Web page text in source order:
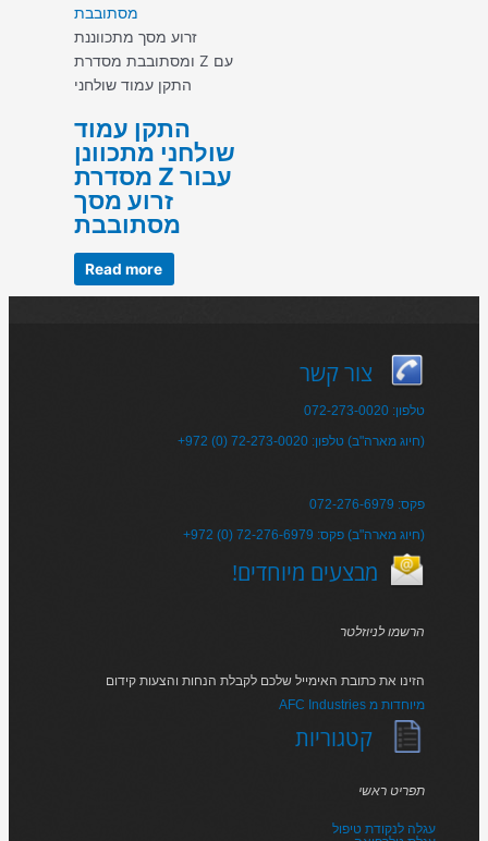
זרוע מסך מתכווננת
ומסתובבת מסדרת Z עם
התקן עמוד שולחני
התקן עמוד
שולחני מתכוונן
מסדרת Z עבור
זרוע מסך
מסתובבת
Read more
צור קשר
טלפון: 072-273-0020
+972 (0) 72-273-0020 :חיוג מארה"ב) טלפון)
פקס: 072-276-6979
+972 (0) 72-276-6979 :חיוג מארה"ב) פקס)
!מבצעים מיוחדים
הרשמו לניוזלטר
הזינו את כתובת האימייל שלכם לקבלת הנחות והצעות קידום
AFC Industries מיוחדות מ
קטגוריות
תפריט ראשי
עגלה לנקודת טיפול